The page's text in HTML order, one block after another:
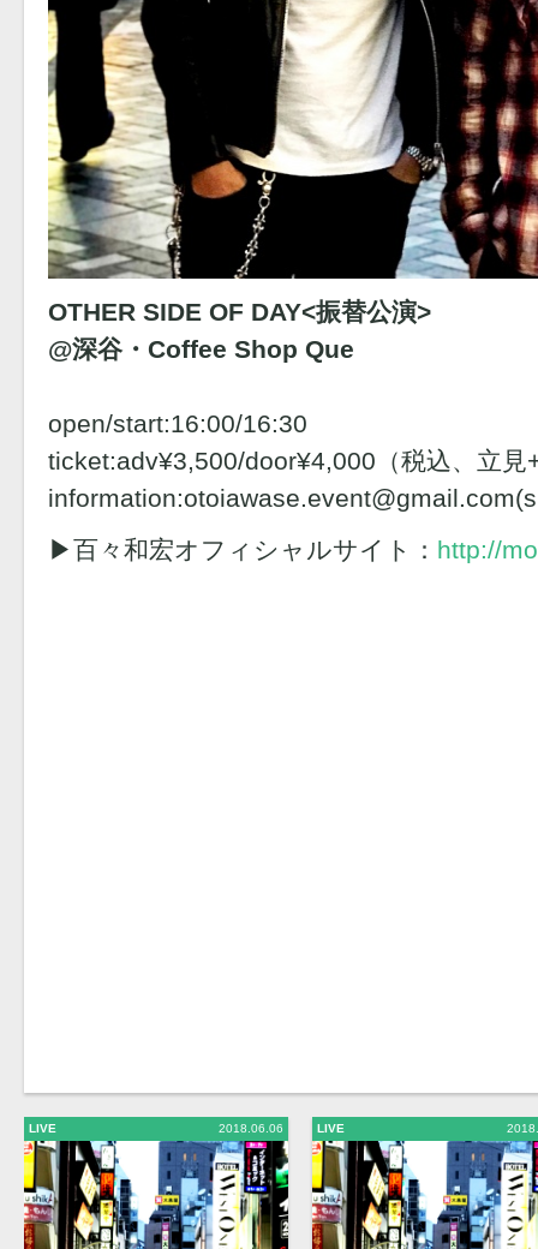
OTHER SIDE OF DAY<振替公演>
@深谷・Coffee Shop Que
open/start:16:00/16:30
ticket:adv¥3,500/door¥4,000（税込、立見
▶︎百々和宏オフィシャルサイト： http://
LIVE 2018.06.06 LIVE